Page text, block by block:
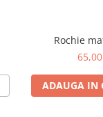
ADAUGA IN